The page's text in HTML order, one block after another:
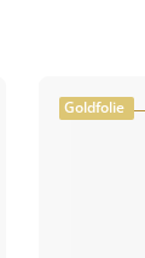
Goldfolie